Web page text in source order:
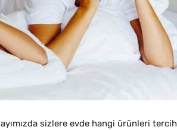
sizlere evde hangi ürünleri tercih